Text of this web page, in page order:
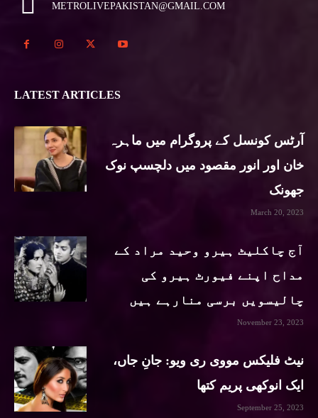
METROLIVEPAKISTAN@GMAIL.COM
LATEST ARTICLES
آرٹس کونسل کے پروگرام میں ماہرہ
خان اور انور مقصود میں دلچسپ نوک
جھونک
March 20, 2023
آج چاکلیٹ ہیرو وحید مراد کے
مداح اپنے فیورٹ ہیرو کی
چالیسویں برسی منارہے ہیں
November 23, 2023
نیٹ فلیکس مووی ری ویو: جانِ جاں،
ایک انوکھی پریم کتھا
September 25, 2023